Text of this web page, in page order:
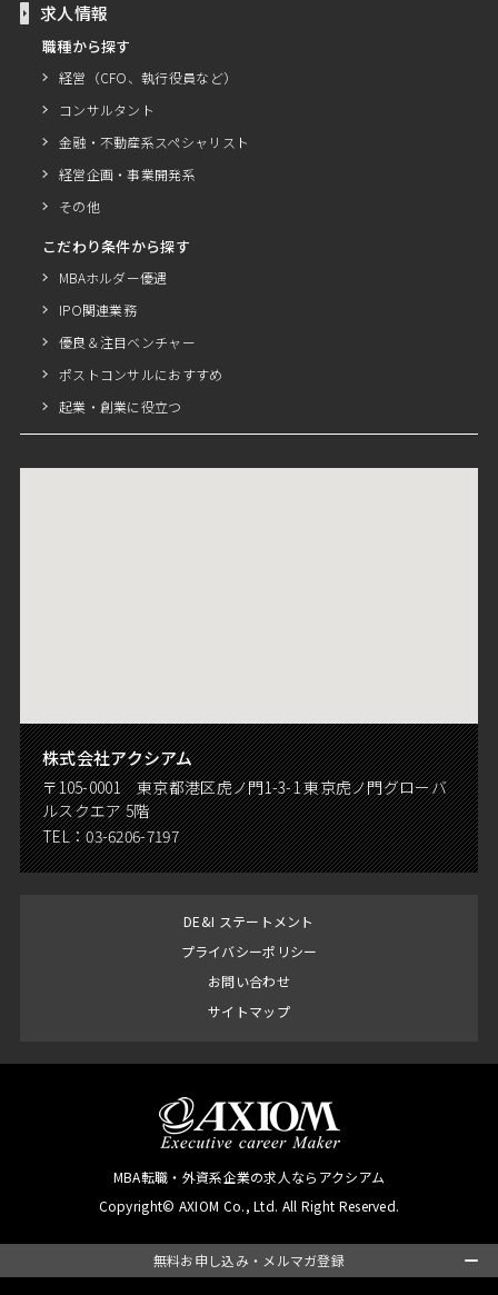
無料お申し込み・メルマガ登録
求人情報
職種から探す
経営（CFO、執行役員など）
コンサルタント
金融・不動産系スペシャリスト
経営企画・事業開発系
その他
こだわり条件から探す
MBAホルダー優遇
IPO関連業務
優良＆注目ベンチャー
ポストコンサルにおすすめ
起業・創業に役立つ
株式会社アクシアム
〒105-0001 東京都港区虎ノ門1-3-1 東京虎ノ門グローバ
ルスクエア 5階
TEL：03-6206-7197
DE&I ステートメント
プライバシーポリシー
お問い合わせ
サイトマップ
MBA転職・外資系企業の求人ならアクシアム
Copyright© AXIOM Co., Ltd. All Right Reserved.